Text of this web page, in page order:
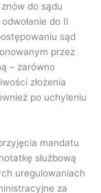
do sądu
do II
sąd
przez
– zarówno
złożenia
po uchyleniu
mandatu
służbową
uregulowaniach
za